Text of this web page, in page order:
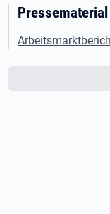
Pressematerial